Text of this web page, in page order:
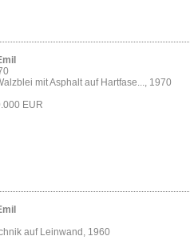
mit Asphalt auf Hartfase..., 1970
EUR
auf Leinwand, 1960